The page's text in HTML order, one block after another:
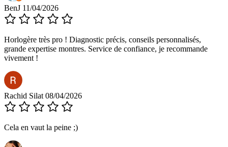
BenJ 11/04/2026
Horlogère très pro ! Diagnostic précis, conseils personnalisés,
grande expertise montres. Service de confiance, je recommande
vivement !
Rachid Silat 08/04/2026
Cela en vaut la peine ;)